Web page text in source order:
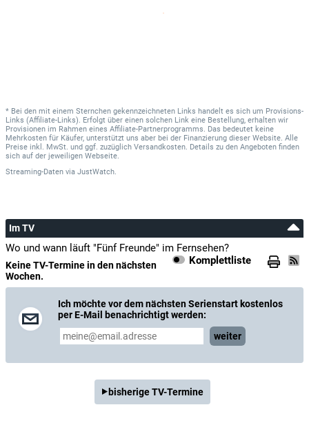
* Bei den mit einem Sternchen gekennzeichneten Links handelt es sich um Provisions-
Links (Affiliate-Links). Erfolgt über einen solchen Link eine Bestellung, erhalten wir
Provisionen im Rahmen eines Affiliate-Partnerprogramms. Das bedeutet keine
Mehrkosten für Käufer, unterstützt uns aber bei der Finanzierung dieser Website. Alle
Preise inkl. MwSt. und ggf. zuzüglich Versandkosten. Details zu den Angeboten finden
sich auf der jeweiligen Webseite.
Streaming-Daten via JustWatch.
Im TV
Wo und wann läuft "Fünf Freunde" im Fernsehen?
Komplettliste
Keine TV-Termine in den nächsten
Wochen.
Ich möchte vor dem nächsten Serienstart kostenlos
per E-Mail benachrichtigt werden:
weiter
bisherige TV-Termine